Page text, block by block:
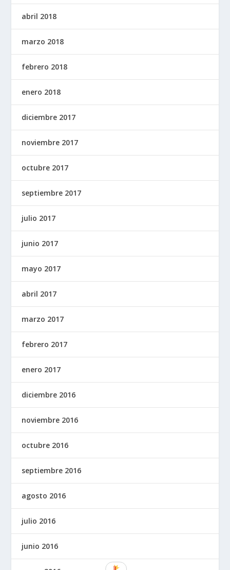
abril 2018
marzo 2018
febrero 2018
enero 2018
diciembre 2017
noviembre 2017
octubre 2017
septiembre 2017
julio 2017
junio 2017
mayo 2017
abril 2017
marzo 2017
febrero 2017
enero 2017
diciembre 2016
noviembre 2016
octubre 2016
septiembre 2016
agosto 2016
julio 2016
junio 2016